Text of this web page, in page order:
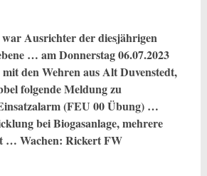
Ausrichter der diesjährigen
… am Donnerstag 06.07.2023
mit den Wehren aus Alt Duvenstedt,
folgende Meldung zu
(FEU 00 Übung) …
bei Biogasanlage, mehrere
… Wachen: Rickert FW